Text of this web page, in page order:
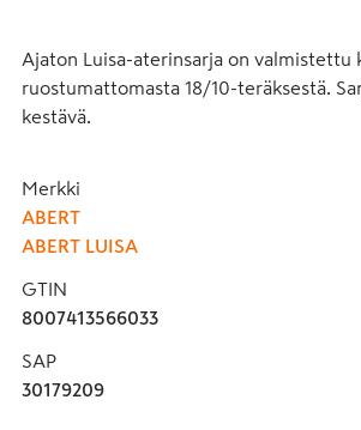
Ajaton Luisa-aterinsarja on valmistettu
ruostumattomasta 18/10-teräksestä.
kestävä.
Merkki
ABERT
ABERT LUISA
GTIN
8007413566033
SAP
30179209